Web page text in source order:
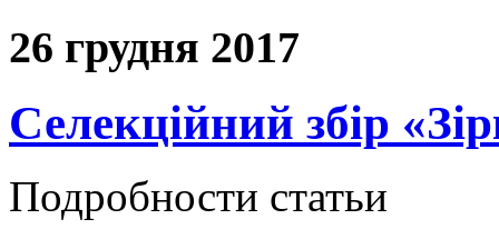
26 грудня 2017
Селекційний збір
Подробности статьи